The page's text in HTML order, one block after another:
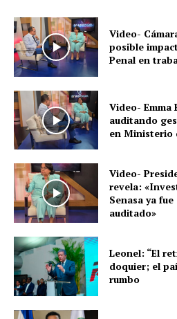
Video-
posible
Penal en
Video- Emma
auditando
en Ministerio
Video-
revela:
Senasa ya
auditado»
Leonel: “El
doquier; el
rumbo